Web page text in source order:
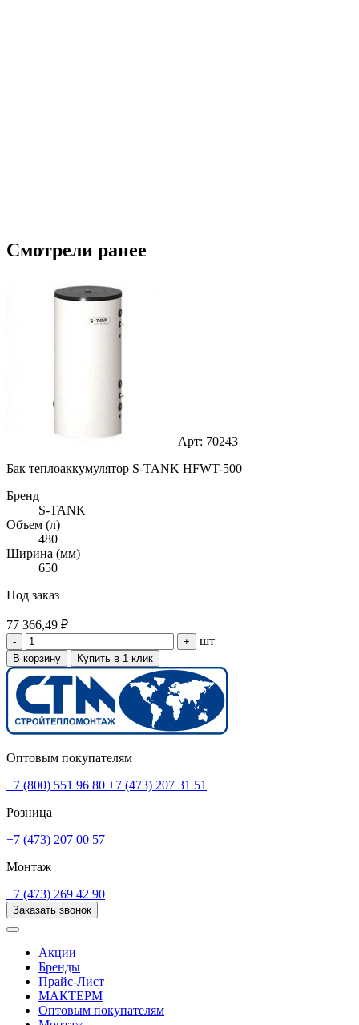
Смотрели ранее
Арт: 70243
Бак теплоаккумулятор S-TANK HFWT-500
Бренд
S-TANK
Объем (л)
480
Ширина (мм)
650
Под заказ
77 366,49 ₽
- + шт
В корзину Купить в 1 клик
Оптовым покупателям
+7 (800) 551 96 80 +7 (473) 207 31 51
Розница
+7 (473) 207 00 57
Монтаж
+7 (473) 269 42 90
Заказать звонок
Акции
Бренды
Прайс-Лист
МАКТЕРМ
Оптовым покупателям